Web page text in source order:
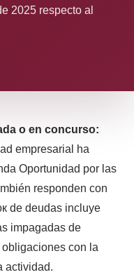
2025 respecto al
o en concurso:
empresarial ha
Oportunidad por las
responden con
de deudas incluye
impagadas de
con la
actividad.